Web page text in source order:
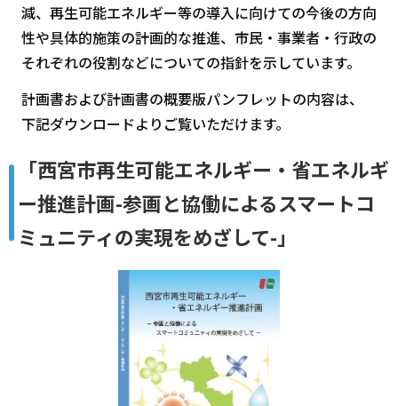
減、再生可能エネルギー等の導入に向けての今後の方向
性や具体的施策の計画的な推進、市民・事業者・行政の
それぞれの役割などについての指針を示しています。
計画書および計画書の概要版パンフレットの内容は、
下記ダウンロードよりご覧いただけます。
「西宮市再生可能エネルギー・省エネルギ
ー推進計画-参画と協働によるスマートコ
ミュニティの実現をめざして-」